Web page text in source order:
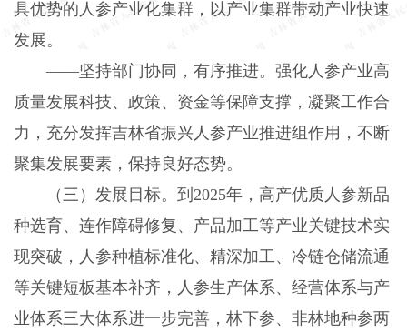
具优势的人参产业化集群，以产业集群带动产业快速
发展。
——坚持部门协同，有序推进。强化人参产业高
质量发展科技、政策、资金等保障支撑，凝聚工作合
力，充分发挥吉林省振兴人参产业推进组作用，不断
聚集发展要素，保持良好态势。
（三）发展目标。到2025年，高产优质人参新品
种选育、连作障碍修复、产品加工等产业关键技术实
现突破，人参种植标准化、精深加工、冷链仓储流通
等关键短板基本补齐，人参生产体系、经营体系与产
业体系三大体系进一步完善，林下参、非林地种参两